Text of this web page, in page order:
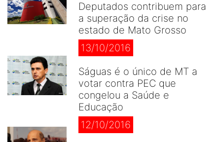
Deputados contribuem para
a superação da crise no
estado de Mato Grosso
13/10/2016
Ságuas é o único de MT a
votar contra PEC que
congelou a Saúde e
Educação
12/10/2016